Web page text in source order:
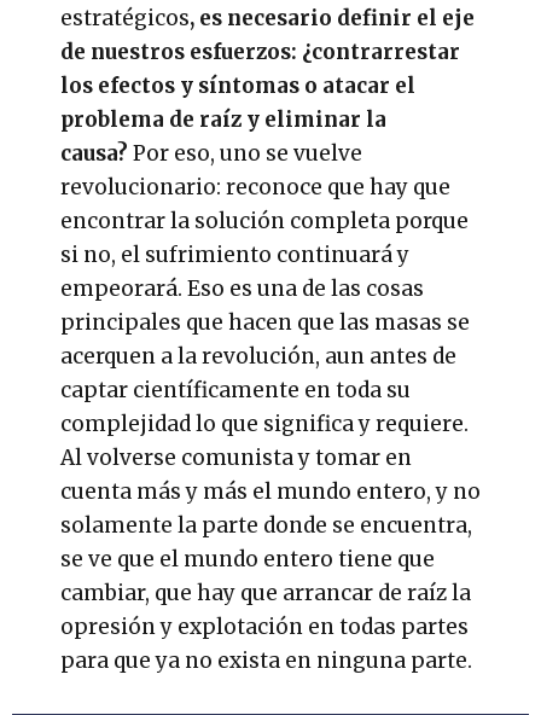
estratégicos, es necesario definir el eje
de nuestros esfuerzos: ¿contrarrestar
los efectos y síntomas o atacar el
problema de raíz y eliminar la
causa? Por eso, uno se vuelve
revolucionario: reconoce que hay que
encontrar la solución completa porque
si no, el sufrimiento continuará y
empeorará. Eso es una de las cosas
principales que hacen que las masas se
acerquen a la revolución, aun antes de
captar científicamente en toda su
complejidad lo que significa y requiere.
Al volverse comunista y tomar en
cuenta más y más el mundo entero, y no
solamente la parte donde se encuentra,
se ve que el mundo entero tiene que
cambiar, que hay que arrancar de raíz la
opresión y explotación en todas partes
para que ya no exista en ninguna parte.